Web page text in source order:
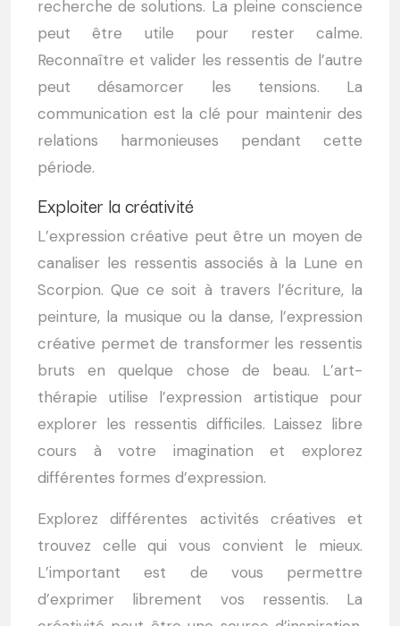
recherche de solutions. La pleine conscience
peut être utile pour rester calme.
Reconnaître et valider les ressentis de l’autre
peut désamorcer les tensions. La
communication est la clé pour maintenir des
relations harmonieuses pendant cette
période.
Exploiter la créativité
L’expression créative peut être un moyen de
canaliser les ressentis associés à la Lune en
Scorpion. Que ce soit à travers l’écriture, la
peinture, la musique ou la danse, l’expression
créative permet de transformer les ressentis
bruts en quelque chose de beau. L’art-
thérapie utilise l’expression artistique pour
explorer les ressentis difficiles. Laissez libre
cours à votre imagination et explorez
différentes formes d’expression.
Explorez différentes activités créatives et
trouvez celle qui vous convient le mieux.
L’important est de vous permettre
d’exprimer librement vos ressentis. La